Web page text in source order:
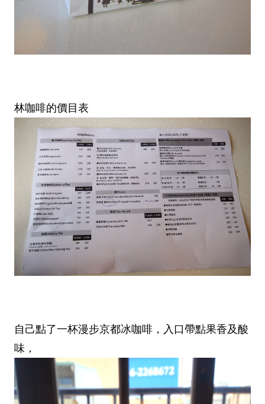
林咖啡的價目表
自己點了一杯漫步京都冰咖啡，入口帶點果香及酸
味，